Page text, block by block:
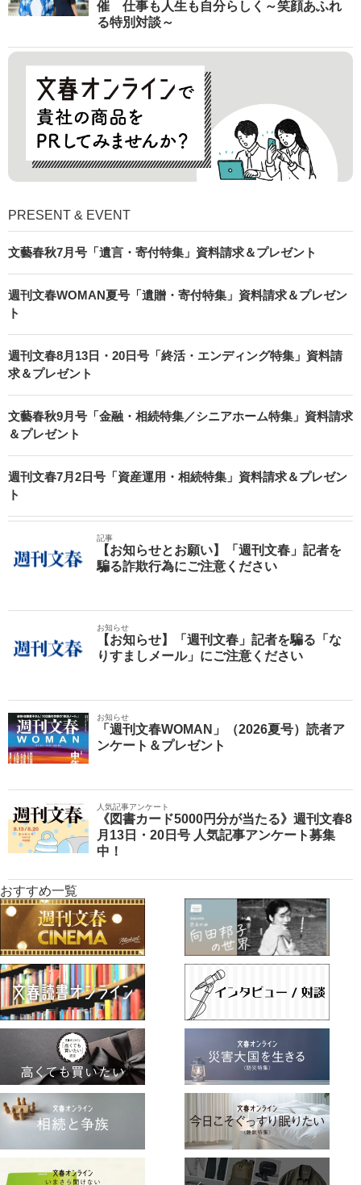
催 仕事も人生も自分らしく～笑顔あふれ
る特別対談～
PRESENT & EVENT
文藝春秋7月号「遺言・寄付特集」資料請求＆プレゼント
週刊文春WOMAN夏号「遺贈・寄付特集」資料請求＆プレゼン
ト
週刊文春8月13日・20日号「終活・エンディング特集」資料請
求＆プレゼント
文藝春秋9月号「金融・相続特集／シニアホーム特集」資料請求
＆プレゼント
週刊文春7月2日号「資産運用・相続特集」資料請求＆プレゼン
ト
記事
【お知らせとお願い】「週刊文春」記者を
騙る詐欺行為にご注意ください
お知らせ
【お知らせ】「週刊文春」記者を騙る「な
りすましメール」にご注意ください
お知らせ
「週刊文春WOMAN」（2026夏号）読者ア
ンケート＆プレゼント
人気記事アンケート
《図書カード5000円分が当たる》週刊文春8
月13日・20日号 人気記事アンケート募集
中！
おすすめ一覧